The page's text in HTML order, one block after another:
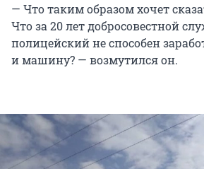
— Что таким образом хочет
Что за 20 лет добросовестной
полицейский не способен
и машину? — возмутился он.